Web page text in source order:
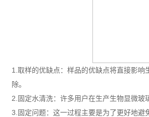
1.取样的优缺点：样品的优缺点将直接影
除。
2.固定水清洗：许多用户在生产生物显微玻
3.固定问题：这一过程主要是为了更好地